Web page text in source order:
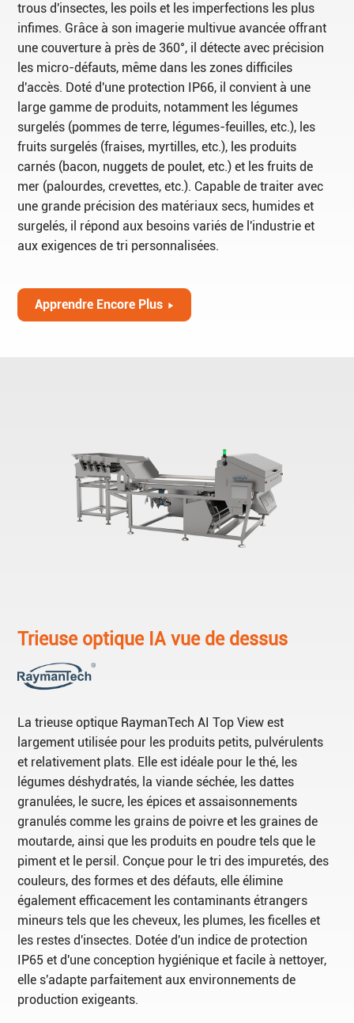
trous d'insectes, les poils et les imperfections les plus
infimes. Grâce à son imagerie multivue avancée offrant
une couverture à près de 360°, il détecte avec précision
les micro-défauts, même dans les zones difficiles
d'accès. Doté d'une protection IP66, il convient à une
large gamme de produits, notamment les légumes
surgelés (pommes de terre, légumes-feuilles, etc.), les
fruits surgelés (fraises, myrtilles, etc.), les produits
carnés (bacon, nuggets de poulet, etc.) et les fruits de
mer (palourdes, crevettes, etc.). Capable de traiter avec
une grande précision des matériaux secs, humides et
surgelés, il répond aux besoins variés de l'industrie et
aux exigences de tri personnalisées.
Apprendre Encore Plus
Trieuse optique IA vue de dessus
La trieuse optique RaymanTech AI Top View est
largement utilisée pour les produits petits, pulvérulents
et relativement plats. Elle est idéale pour le thé, les
légumes déshydratés, la viande séchée, les dattes
granulées, le sucre, les épices et assaisonnements
granulés comme les grains de poivre et les graines de
moutarde, ainsi que les produits en poudre tels que le
piment et le persil. Conçue pour le tri des impuretés, des
couleurs, des formes et des défauts, elle élimine
également efficacement les contaminants étrangers
mineurs tels que les cheveux, les plumes, les ficelles et
les restes d'insectes. Dotée d'un indice de protection
IP65 et d'une conception hygiénique et facile à nettoyer,
elle s'adapte parfaitement aux environnements de
production exigeants.